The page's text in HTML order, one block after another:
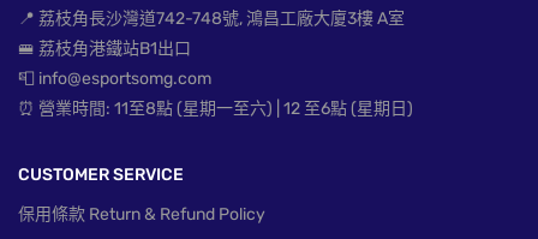
📍 荔枝角長沙灣道742-748號, 鴻昌工廠大廈3樓 A室
🚝 荔枝角港鐵站B1出口
📮 info@esportsomg.com
⏰ 營業時間: 11至8點 (星期一至六) | 12 至6點 (星期日)
CUSTOMER SERVICE
保用條款 Return & Refund Policy